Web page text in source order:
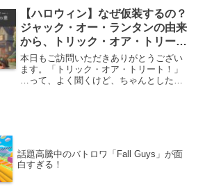
になるとなかなか聞けない、今さらなギ
モンですよね。でも、大丈...
【ハロウィン】なぜ仮装するの？
ジャック・オー・ランタンの由来
から、トリック・オア・トリート
の意味は
本日もご訪問いただきありがとうござい
ます。「トリック・オア・トリート！」
…って、よく聞くけど、ちゃんとした意
話題高騰中のバトロワ「Fall Guys」が面
白すぎる！